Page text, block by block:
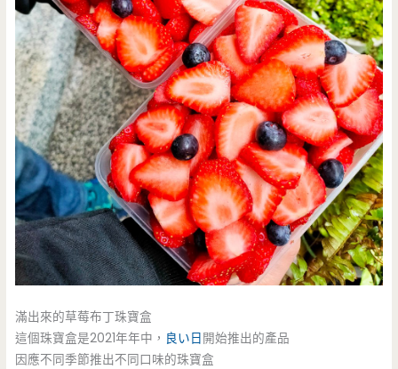
滿出來的草莓布丁珠寶盒
這個珠寶盒是2021年年中， 良い日開始推出的產品
因應不同季節推出不同口味的珠寶盒